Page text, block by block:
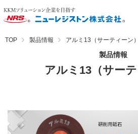
TOP 製品情報 アルミ13（サーティーン）
製品情報
アルミ13（サーテ